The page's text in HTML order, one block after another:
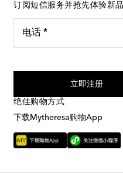
订阅短信服务并抢先体验新
电话 *
立即注册
绝佳购物方式
下载Mytheresa购物App